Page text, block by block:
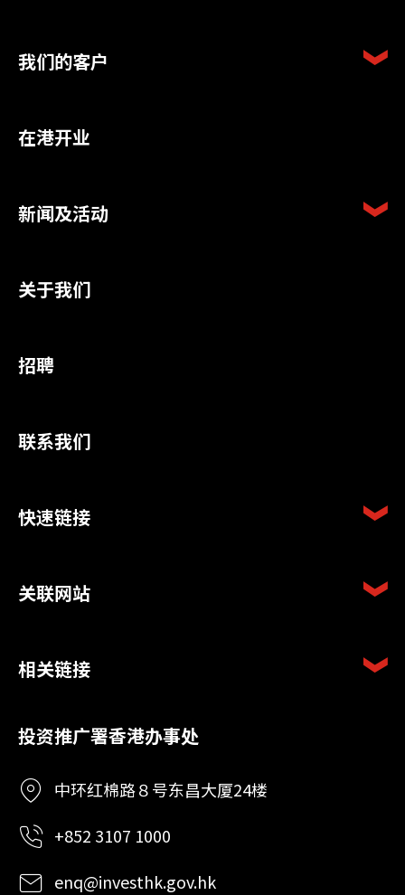
我们的客户
在港开业
新闻及活动
关于我们
招聘
联系我们
快速链接
关联网站
相关链接
投资推广署香港办事处
中环红棉路８号东昌大厦24楼
+852 3107 1000
enq@investhk.gov.hk